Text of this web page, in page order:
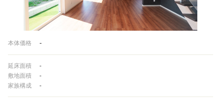
本体価格 -
延床面積
-
敷地面積
-
家族構成
-